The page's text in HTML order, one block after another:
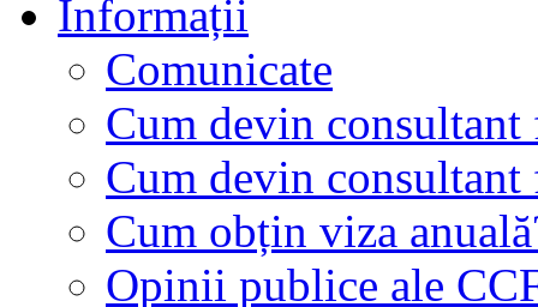
Informații
Comunicate
Cum devin consultant
Cum devin consultant
Cum obțin viza
Opinii publice ale